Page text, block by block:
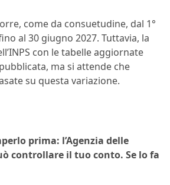
come da consuetudine, dal 1°
al 30 giugno 2027. Tuttavia, la
con le tabelle aggiornate
ma si attende che
su questa variazione.
prima: l’Agenzia delle
controllare il tuo conto. Se lo fa